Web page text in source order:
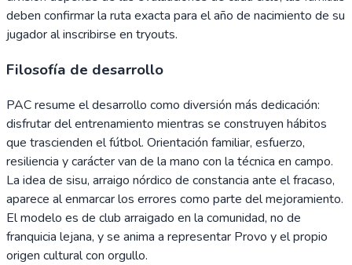
deben confirmar la ruta exacta para el año de nacimiento de su
jugador al inscribirse en tryouts.
Filosofía de desarrollo
PAC resume el desarrollo como diversión más dedicación:
disfrutar del entrenamiento mientras se construyen hábitos
que trascienden el fútbol. Orientación familiar, esfuerzo,
resiliencia y carácter van de la mano con la técnica en campo.
La idea de sisu, arraigo nórdico de constancia ante el fracaso,
aparece al enmarcar los errores como parte del mejoramiento.
El modelo es de club arraigado en la comunidad, no de
franquicia lejana, y se anima a representar Provo y el propio
origen cultural con orgullo.